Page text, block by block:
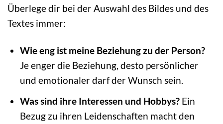
Überlege dir bei der Auswahl des Bildes und des
Textes immer:
Wie eng ist meine Beziehung zu der Person?
Je enger die Beziehung, desto persönlicher
und emotionaler darf der Wunsch sein.
Was sind ihre Interessen und Hobbys?Ein
Bezug zu ihren Leidenschaften macht den